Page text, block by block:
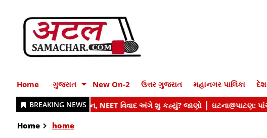
Home ગુજરાત New On-2 ઉત્તર ગુજરાત મહાનગર પાલિકા દેશ
Home home